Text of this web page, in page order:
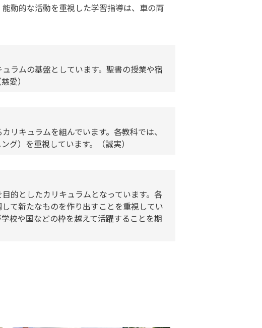
動的な活動を重視した学習指導は、車の両
ラムの基盤としています。聖書の授業や宿
愛）
リキュラムを組んでいます。各教科では、
グ）を重視しています。（誠実）
的としたカリキュラムとなっています。各
て新たなものを作り出すことを重視してい
校や国などの枠を越えて活躍することを期